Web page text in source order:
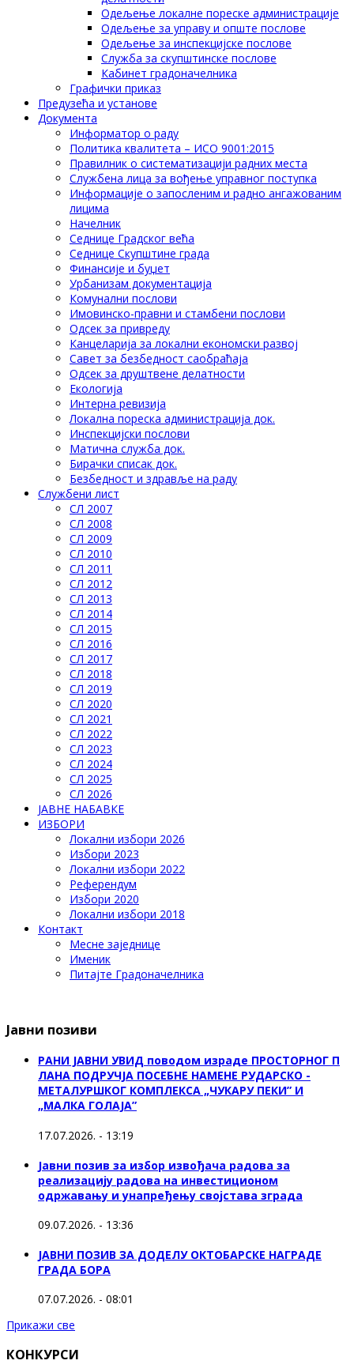
Одељење локалне пореске администрације
Одељење за управу и опште послове
Одељење за инспекцијске послове
Служба за скупштинске послове
Кабинет градоначелника
Графички приказ
Предузећа и установе
Документа
Информатор о раду
Политика квалитета – ИСО 9001:2015
Правилник о систематизацији радних места
Службена лица за вођење управног поступка
Информације о запосленим и радно ангажованим
лицима
Начелник
Седнице Градског већа
Седнице Скупштине града
Финансије и буџет
Урбанизам документација
Комунални послови
Имовинско-правни и стамбени послови
Одсек за привреду
Канцеларија за локални економски развој
Савет за безбедност саобраћаја
Одсек за друштвене делатности
Eкологија
Интерна ревизија
Локална пореска администрација док.
Инспекцијски послови
Матична служба док.
Бирачки списак док.
Безбедност и здравље на раду
Службени лист
СЛ 2007
СЛ 2008
СЛ 2009
СЛ 2010
СЛ 2011
СЛ 2012
СЛ 2013
СЛ 2014
СЛ 2015
СЛ 2016
СЛ 2017
СЛ 2018
СЛ 2019
СЛ 2020
СЛ 2021
СЛ 2022
СЛ 2023
СЛ 2024
СЛ 2025
СЛ 2026
ЈАВНЕ НАБАВКЕ
ИЗБОРИ
Локални избори 2026
Избори 2023
Локални избори 2022
Референдум
Избори 2020
Локални избори 2018
Контакт
Месне заједнице
Именик
Питајте Градоначелника
Јавни позиви
РАНИ ЈАВНИ УВИД поводом израде ПРОСТОРНОГ П
ЛАНА ПОДРУЧЈА ПОСЕБНЕ НАМЕНЕ РУДАРСКО -
МЕТАЛУРШКОГ КОМПЛЕКСА „ЧУКАРУ ПЕКИ” И
„МАЛКА ГОЛАЈА”
17.07.2026. - 13:19
Јавни позив за избор извођача радова за
реализацију радова на инвестиционом
одржавању и унапређењу својстава зграда
09.07.2026. - 13:36
ЈАВНИ ПОЗИВ ЗА ДОДЕЛУ ОКТOБАРСКЕ НАГРАДЕ
ГРАДА БОРА
07.07.2026. - 08:01
Прикажи све
КОНКУРСИ